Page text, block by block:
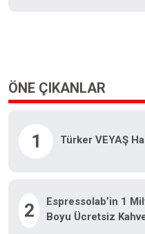
ÖNE ÇIKANLAR
1 Türker VEYAŞ
2
Espressolab’in 1
Boyu Ücretsiz